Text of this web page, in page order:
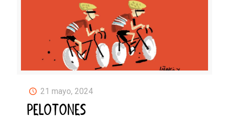
21 mayo, 2024
PELOTONES